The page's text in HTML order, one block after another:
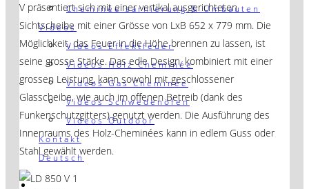
Cheminée sarnierung & Umbauten
Videos
Videos Effektfeuer
Videos Holz Cheminée
Videos Gas Cheminée
Videos Schwedenöfen
Videos Outdoor
Kontakt
Deutsch
V präsentiert sich mit einer vertikal ausgerichteten
Sichtscheibe mit einer Grösse von LxB 652 x 779 mm. Die
Möglichkeit, das Feuer in die Höhe brennen zu lassen, ist
seine grosse Stärke. Das edle Design, kombiniert mit einer
grossen Leistung, kann sowohl mit geschlossener
Glasscheibe, wie auch im offenen Betreib (dank des
Funkenschutzgitters) genutzt werden. Die Ausführung des
Innenraums des Holz-Cheminées kann in edlem Guss oder
Stahl gewählt werden.